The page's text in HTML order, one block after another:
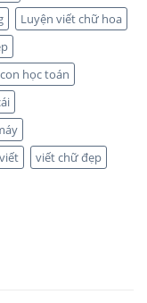
Luyện viết chữ hoa
học toán
viết chữ đẹp